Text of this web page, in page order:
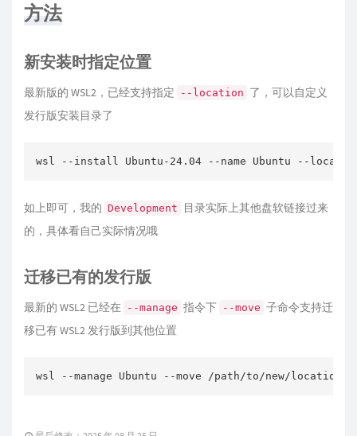
方法
新安装时指定位置
最新版的 WSL2，已经支持指定 --location 了，可以自定义
发行版安装目录了
wsl --install Ubuntu-24.04 --name Ubuntu --location
如上即可，我的 Development
目录实际上其他盘软链接过来
的，具体看自己实际情况哦
迁移已有的发行版
最新的 WSL2 已经在 --manage 指令下 --move 子命令支持迁
移已有 WSL2 发行版到其他位置
wsl --manage Ubuntu --move /path/to/new/location